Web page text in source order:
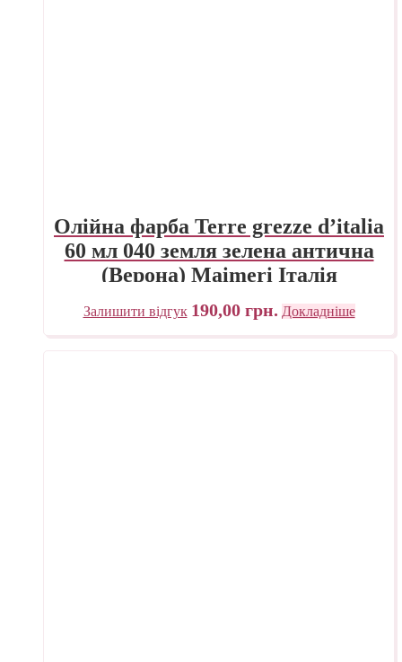
Олійна фарба Terre grezze d’italia
60 мл 040 земля зелена антична
(Верона) Maimeri Італія
Залишити відгук 190,00 грн. Докладніше